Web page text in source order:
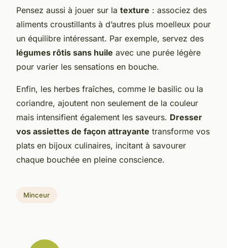
Pensez aussi à jouer sur la texture : associez des
aliments croustillants à d’autres plus moelleux pour
un équilibre intéressant. Par exemple, servez des
légumes rôtis sans huile avec une purée légère
pour varier les sensations en bouche.
Enfin, les herbes fraîches, comme le basilic ou la
coriandre, ajoutent non seulement de la couleur
mais intensifient également les saveurs. Dresser
vos assiettes de façon attrayante transforme vos
plats en bijoux culinaires, incitant à savourer
chaque bouchée en pleine conscience.
Minceur